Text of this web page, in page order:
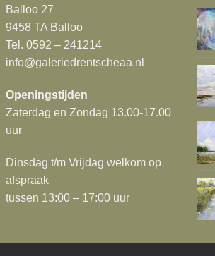
Balloo 27
9458 TA Balloo
Tel. 0592 – 241214
info@galeriedrentscheaa.nl
Openingstijden
Zaterdag en Zondag 13.00-17.00
uur
Dinsdag t/m Vrijdag welkom op
afspraak
tussen 13:00 – 17:00 uur